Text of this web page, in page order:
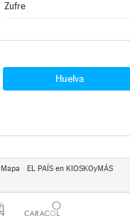
Zufre
Huelva
Mapa
EL PAÍS en KIOSKOyMÁS